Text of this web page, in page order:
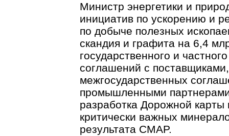
Министр энергетики и
инициатив по ускорению и
по добыче полезных
скандия и графита на 6,4
государственного и
соглашений с
межгосударственных
промышленными
разработка Дорожной
критически важных
результата CMAP.